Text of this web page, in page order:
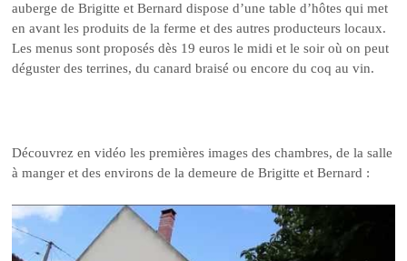
auberge de Brigitte et Bernard dispose d’une table d’hôtes qui met
en avant les produits de la ferme et des autres producteurs locaux.
Les menus sont proposés dès 19 euros le midi et le soir où on peut
déguster des terrines, du canard braisé ou encore du coq au vin.
Découvrez en vidéo les premières images des chambres, de la salle
à manger et des environs de la demeure de Brigitte et Bernard :